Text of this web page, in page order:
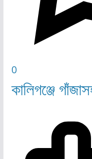
0
কালিগঞ্জে